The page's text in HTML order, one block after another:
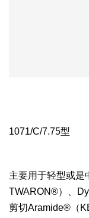
1071/C/7.75型
主要用于轻型或是
TWARON®）、
剪切Aramide® （